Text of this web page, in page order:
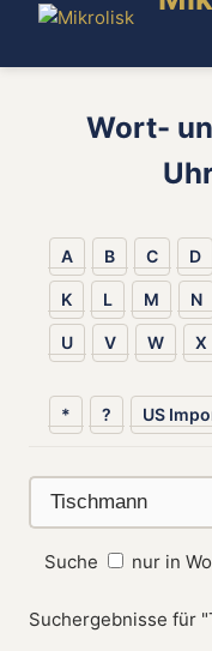
Wort-
A B C D
K L M N
U V W X
* ? US
Suche nur in
Suchergebnisse für